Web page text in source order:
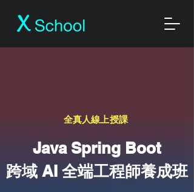
​全真人線上授課
​Java Spring Boot
跨域 AI 全端工程師養成班